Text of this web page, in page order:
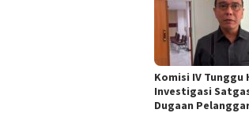
Komisi IV Tunggu
Investigasi
Dugaan